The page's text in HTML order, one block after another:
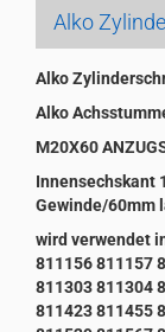
Alko
Alko
Alko
M20X60
Innensechskant
Gewinde/60mm
wird verwendet
811156 811157
811303 811304
811423 811455